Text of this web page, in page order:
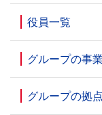
役員一覧
グループの事業
グループの拠点